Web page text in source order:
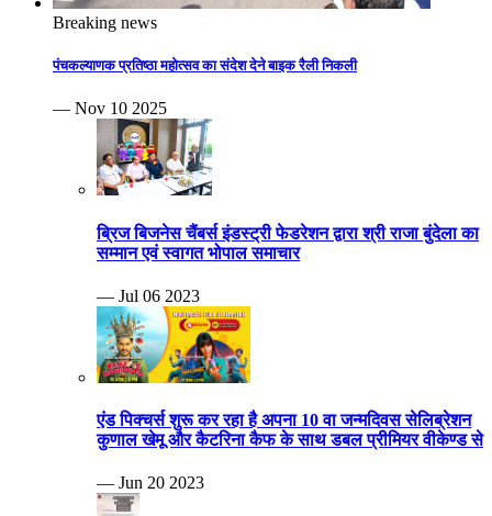
Breaking news
पंचकल्याणक प्रतिष्ठा महोत्सव का संदेश देने बाइक रैली निकली
— Nov 10 2025
ब्रिज बिजनेस चैंबर्स इंडस्ट्री फेडरेशन द्वारा श्री राजा बुंदेला का
सम्मान एवं स्वागत भोपाल समाचार
— Jul 06 2023
एंड पिक्चर्स शुरू कर रहा है अपना 10 वा जन्मदिवस सेलिब्रेशन
कुणाल खेमू और कैटरिना कैफ के साथ डबल प्रीमियर वीकेण्ड से
— Jun 20 2023